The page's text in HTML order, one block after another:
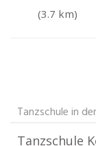
(3.7 km)
Tanzschule in
Tanzschule